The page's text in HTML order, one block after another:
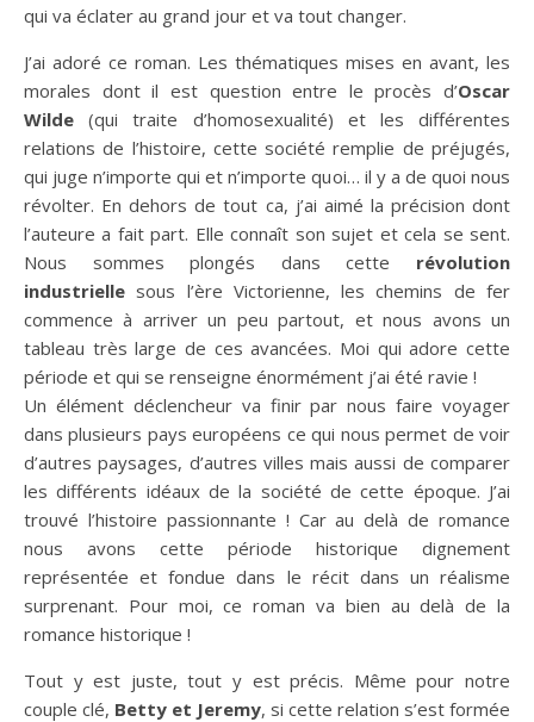
qui va éclater au grand jour et va tout changer.
J’ai adoré ce roman. Les thématiques mises en avant, les
morales dont il est question entre le procès d’Oscar
Wilde (qui traite d’homosexualité) et les différentes
relations de l’histoire, cette société remplie de préjugés,
qui juge n’importe qui et n’importe quoi… il y a de quoi nous
révolter. En dehors de tout ca, j’ai aimé la précision dont
l’auteure a fait part. Elle connaît son sujet et cela se sent.
Nous sommes plongés dans cette révolution
industrielle sous l’ère Victorienne, les chemins de fer
commence à arriver un peu partout, et nous avons un
tableau très large de ces avancées. Moi qui adore cette
période et qui se renseigne énormément j’ai été ravie !
Un élément déclencheur va finir par nous faire voyager
dans plusieurs pays européens ce qui nous permet de voir
d’autres paysages, d’autres villes mais aussi de comparer
les différents idéaux de la société de cette époque. J’ai
trouvé l’histoire passionnante ! Car au delà de romance
nous avons cette période historique dignement
représentée et fondue dans le récit dans un réalisme
surprenant. Pour moi, ce roman va bien au delà de la
romance historique !
Tout y est juste, tout y est précis. Même pour notre
couple clé, Betty et Jeremy, si cette relation s’est formée